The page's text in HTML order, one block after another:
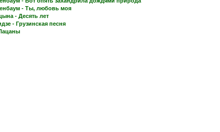
- Ты, любовь моя
- Десять лет
- Грузинская песня